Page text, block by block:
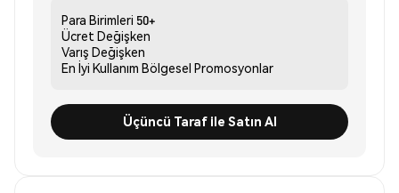
Para Birimleri 50+
Ücret Değişken
Varış Değişken
En İyi Kullanım Bölgesel Promosyonlar
Üçüncü Taraf ile Satın Al